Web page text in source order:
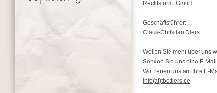
Rechtsform: GmbH
Geschäftsführer:
Claus-Christian Diers
Wollen Sie mehr über uns
Senden Sie uns eine E-
Wir freuen uns auf Ihre E-
info(at)tbottlers.de